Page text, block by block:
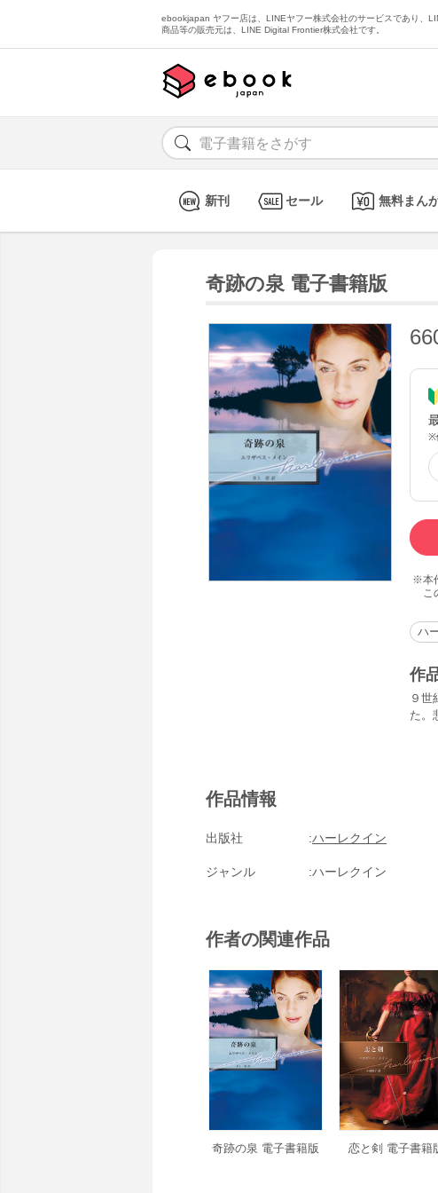
ebookjapan ヤフー店は、LINEヤフー株式会社のサービスであり、
商品等の販売元は、LINE Digital Frontier株式会社です。
新刊 セール 無料まん
奇跡の泉 電子書籍版
※
本
こ
ハ
作
９世
た。
征
作品情報
出版社 ハーレクイン
ジャンル ハーレクイン
作者の関連作品
奇跡の泉 電子書籍版 恋と剣 電子書籍